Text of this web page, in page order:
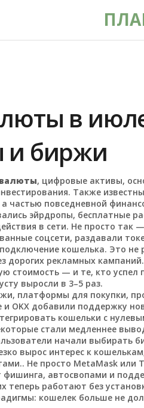
в
и биржи
, цифровые активы,
. Также
частью повседневной
эйрдропы, бесплатные
в сети. Не просто так
соцсети, раздавали
кошелька. Это не
дорогих рекламных
стоимость — и те, кто успел
выросли в 3–5 раз.
, платформы для покупки,
и OKX добавили поддержку
кошельки с
стали медленнее
начали выбирать
вырос интерес к кошелькам
.. Не просто MetaMask или
фишинга, автосвопами и
теперь работают без
кошелек больше не